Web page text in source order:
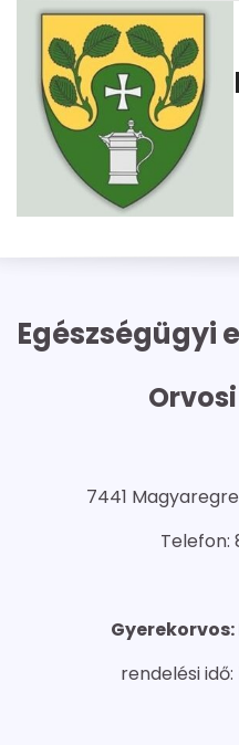
content
Egészségügyi
7441
Telefon:
rendelési idő: